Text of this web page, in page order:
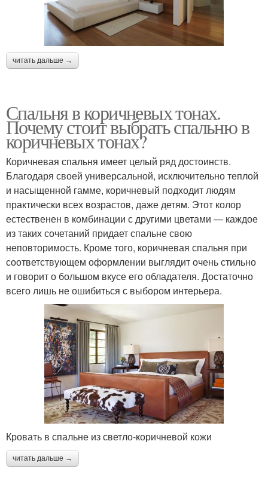
читать дальше →
Спальня в коричневых тонах.
Почему стоит выбрать спальню в
коричневых тонах?
Коричневая спальня имеет целый ряд достоинств.
Благодаря своей универсальной, исключительно теплой
и насыщенной гамме, коричневый подходит людям
практически всех возрастов, даже детям. Этот колор
естественен в комбинации с другими цветами — каждое
из таких сочетаний придает спальне свою
неповторимость. Кроме того, коричневая спальня при
соответствующем оформлении выглядит очень стильно
и говорит о большом вкусе его обладателя. Достаточно
всего лишь не ошибиться с выбором интерьера.
Кровать в спальне из светло-коричневой кожи
читать дальше →